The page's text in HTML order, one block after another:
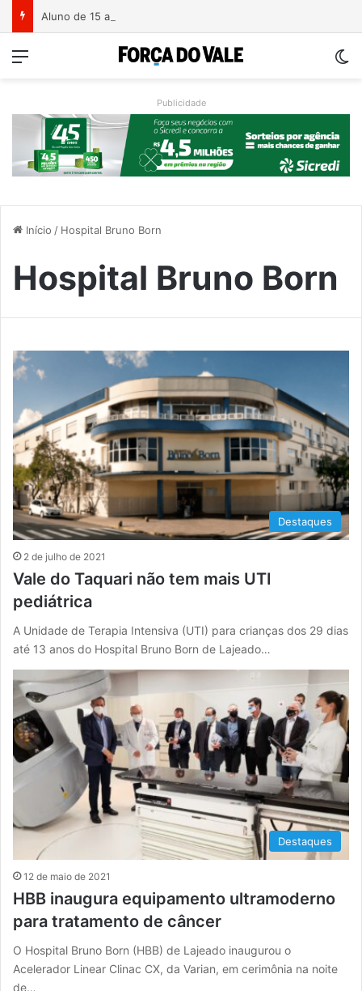
Menu
Publicidade
Início / Hospital Bruno Born
Hospital Bruno Born
Destaques
2 de julho de 2021
Vale do Taquari não tem mais UTI
pediátrica
A Unidade de Terapia Intensiva (UTI) para crianças dos 29 dias
até 13 anos do Hospital Bruno Born de Lajeado…
Destaques
12 de maio de 2021
HBB inaugura equipamento ultramoderno
para tratamento de câncer
O Hospital Bruno Born (HBB) de Lajeado inaugurou o
Acelerador Linear Clinac CX, da Varian, em cerimônia na noite
de…